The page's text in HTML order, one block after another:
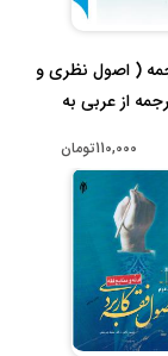
( اصول نظری و
از عربی به
110,000تومان